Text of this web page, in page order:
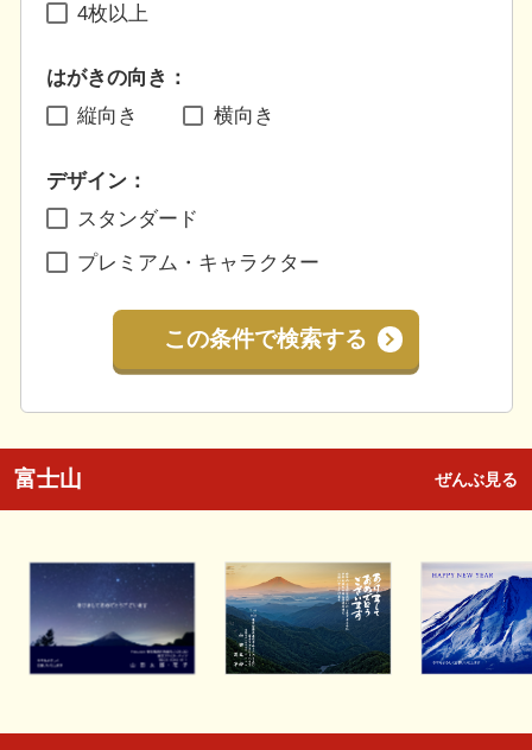
4枚以上
はがきの向き：
縦向き
横向き
デザイン：
スタンダード
プレミアム・キャラクター
この条件で検索する
富士山 ぜんぶ見る